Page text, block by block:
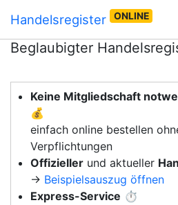
Handelsregister ONLINE
Beglaubigter
Keine Mitgliedschaft
💰
einfach online bestellen
Verpflichtungen
Offizieller und aktueller
→ Beispielsauszug öffnen
Express-Service ⏱️